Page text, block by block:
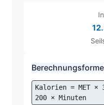
Kalorien = MET
200 × Minuten